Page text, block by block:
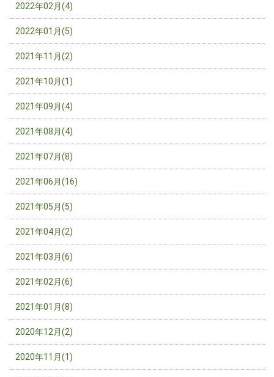
2022年02月(4)
2022年01月(5)
2021年11月(2)
2021年10月(1)
2021年09月(4)
2021年08月(4)
2021年07月(8)
2021年06月(16)
2021年05月(5)
2021年04月(2)
2021年03月(6)
2021年02月(6)
2021年01月(8)
2020年12月(2)
2020年11月(1)